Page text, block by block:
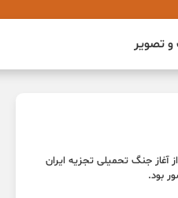
تصویر
جنگ تحمیلی تجزیه ایران
بود.